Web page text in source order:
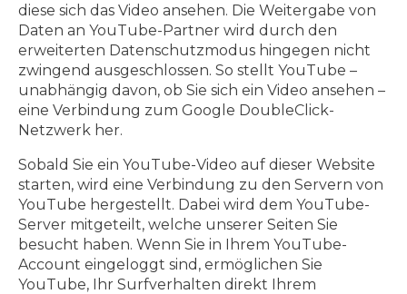
diese sich das Video ansehen. Die Weitergabe von
Daten an YouTube-Partner wird durch den
erweiterten Datenschutzmodus hingegen nicht
zwingend ausgeschlossen. So stellt YouTube –
unabhängig davon, ob Sie sich ein Video ansehen –
eine Verbindung zum Google DoubleClick-
Netzwerk her.
Sobald Sie ein YouTube-Video auf dieser Website
starten, wird eine Verbindung zu den Servern von
YouTube hergestellt. Dabei wird dem YouTube-
Server mitgeteilt, welche unserer Seiten Sie
besucht haben. Wenn Sie in Ihrem YouTube-
Account eingeloggt sind, ermöglichen Sie
YouTube, Ihr Surfverhalten direkt Ihrem